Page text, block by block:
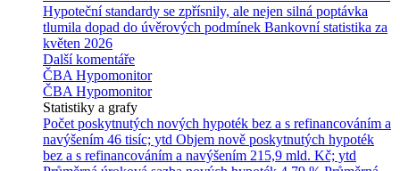
Hypoteční standardy se zpřísnily, ale nejen silná poptávka
tlumila dopad do úvěrových podmínek Bankovní statistika za
květen 2026
Další komentáře
ČBA Hypomonitor
ČBA Hypomonitor
Statistiky a grafy
Počet poskytnutých nových hypoték bez a s refinancováním a
navýšením 46 tisíc; ytd Objem nově poskytnutých hypoték
bez a s refinancováním a navýšením 215,9 mld. Kč; ytd